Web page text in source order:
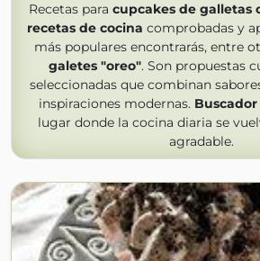
Recetas para cupcakes de galletas
recetas de cocina comprobadas y
más populares encontrarás, entre
galetes "oreo". Son propuestas
seleccionadas que combinan
inspiraciones modernas.
lugar donde la cocina diaria se
agradable.